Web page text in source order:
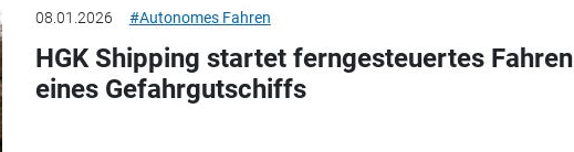
08.01.2026 #Autonomes Fahren
HGK Shipping startet ferngesteuertes Fahren
eines Gefahrgutschiffs